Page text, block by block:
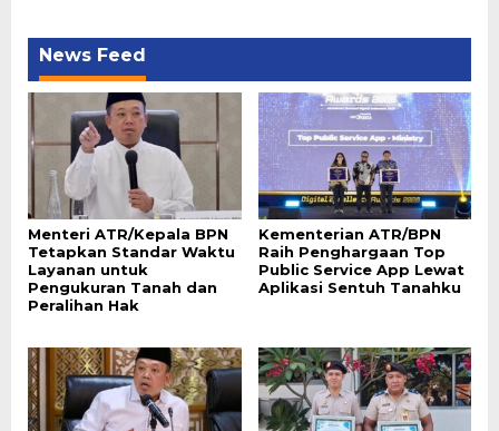
News Feed
Menteri ATR/Kepala BPN
Tetapkan Standar Waktu
Layanan untuk
Pengukuran Tanah dan
Peralihan Hak
Kementerian ATR/BPN
Raih Penghargaan Top
Public Service App Lewat
Aplikasi Sentuh Tanahku